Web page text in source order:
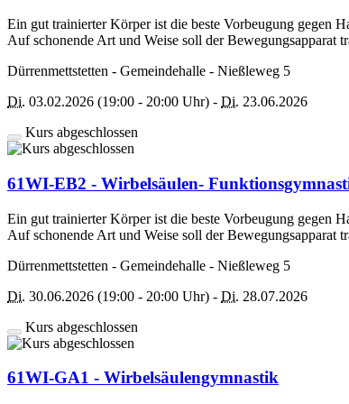
Ein gut trainierter Körper ist die beste Vorbeugung gegen
Auf schonende Art und Weise soll der Bewegungsapparat
Dürrenmettstetten - Gemeindehalle - Nießleweg 5
Di. 03.02.2026 (19:00 - 20:00 Uhr) - Di. 23.06.2026
Kurs abgeschlossen
61WI-EB2 - Wirbelsäulen-
Ein gut trainierter Körper ist die beste Vorbeugung gegen
Auf schonende Art und Weise soll der Bewegungsapparat
Dürrenmettstetten - Gemeindehalle - Nießleweg 5
Di. 30.06.2026 (19:00 - 20:00 Uhr) - Di. 28.07.2026
Kurs abgeschlossen
61WI-GA1 - Wirbelsäulengymnastik